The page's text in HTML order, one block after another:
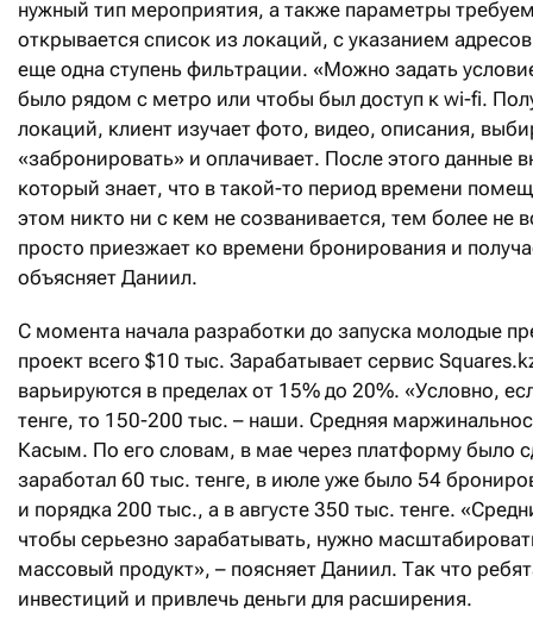
нужный тип мероприятия, а также параметры
открывается список из локаций, с указанием
еще одна ступень фильтрации. «Можно задать
было рядом с метро или чтобы был доступ к wi-fi.
локаций, клиент изучает фото, видео, описания,
«забронировать» и оплачивает. После этого данные
который знает, что в такой-то период времени
этом никто ни с кем не созванивается, тем более не
просто приезжает ко времени бронирования и
объясняет Даниил.
С момента начала разработки до запуска молодые
проект всего $10 тыс. Зарабатывает сервис
варьируются в пределах от 15% до 20%. «Условно,
тенге, то 150-200 тыс. – наши. Средняя
Касым. По его словам, в мае через платформу было
заработал 60 тыс. тенге, в июле уже было 54
и порядка 200 тыс., а в августе 350 тыс. тенге.
чтобы серьезно зарабатывать, нужно
массовый продукт», – поясняет Даниил. Так что
инвестиций и привлечь деньги для расширения.